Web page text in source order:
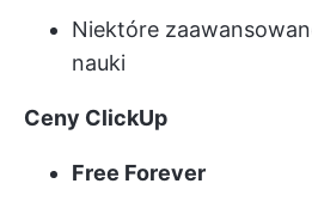
Niektóre
nauki
Ceny ClickUp
Free Forever